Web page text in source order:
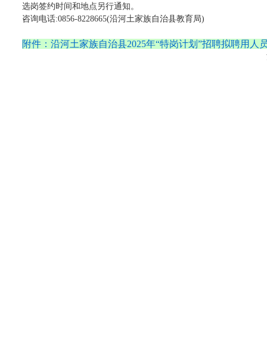
选岗签约时间和地点另行通知。
咨询电话:0856-8228665(沿河土家族自治县教育局)
附件：沿河土家族自治县2025年“特岗计划”招聘拟聘用人